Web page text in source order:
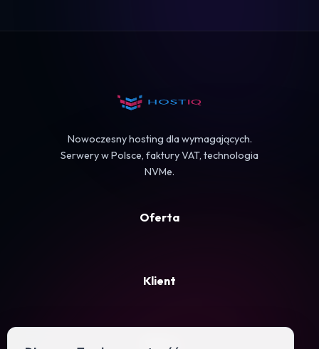
Nowoczesny hosting dla wymagających.
Serwery w Polsce, faktury VAT, technologia
NVMe.
Oferta
Klient
Firma